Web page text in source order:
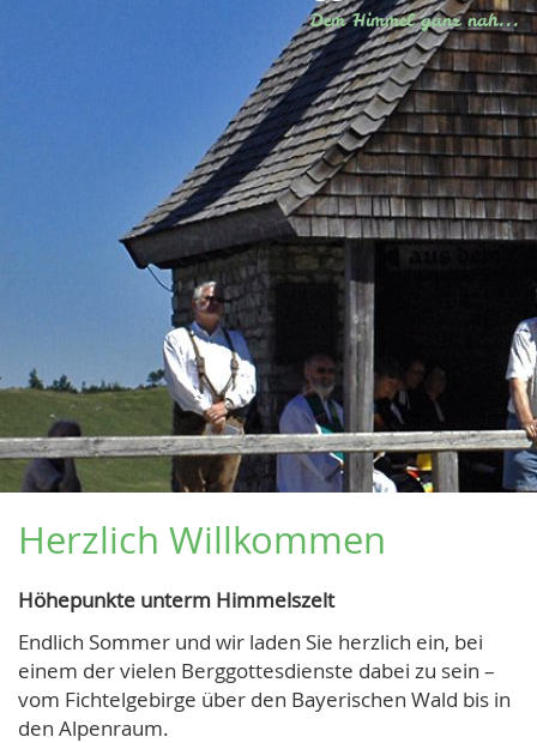
Dem Himmel ganz nah...
Herzlich Willkommen
Höhepunkte unterm Himmelszelt
Endlich Sommer und wir laden Sie herzlich ein, bei
einem der vielen Berggottesdienste dabei zu sein –
vom Fichtelgebirge über den Bayerischen Wald bis in
den Alpenraum.